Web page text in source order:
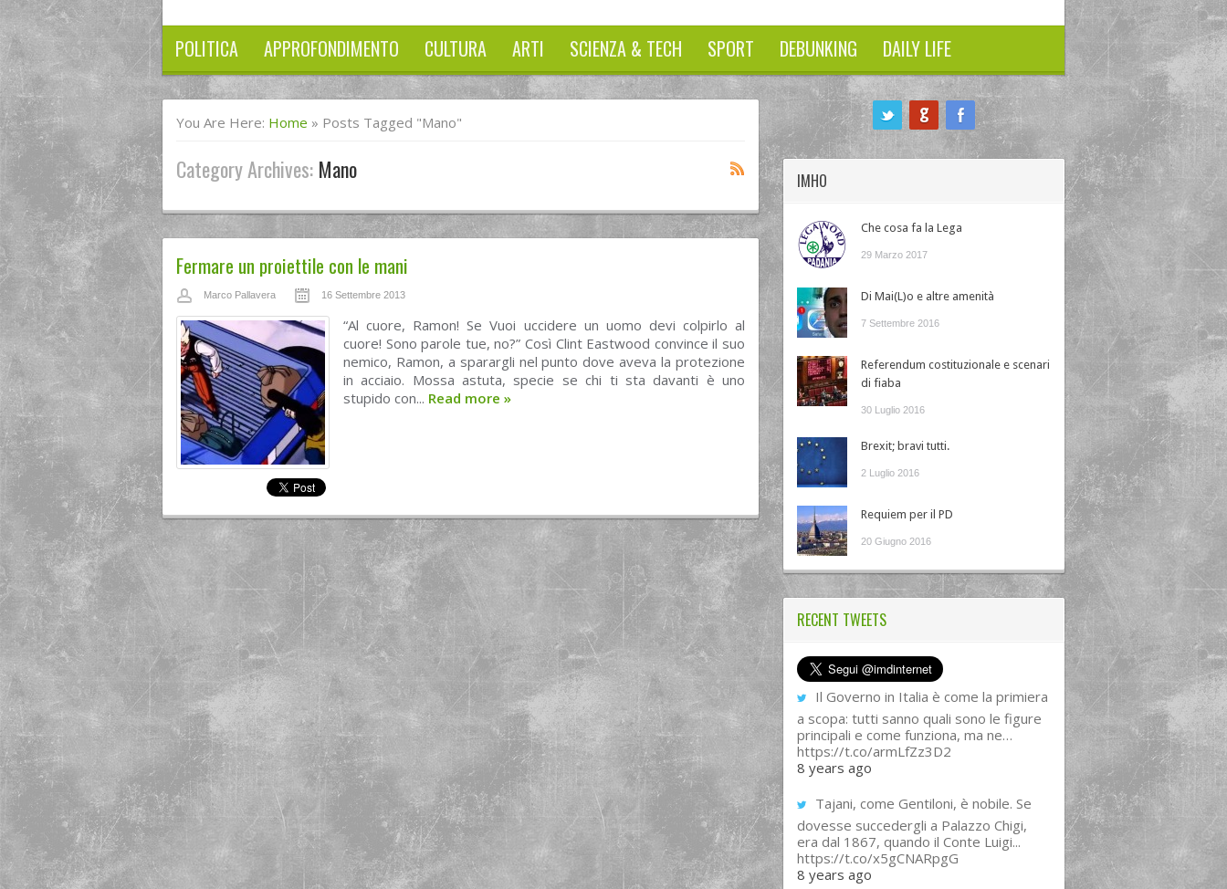
POLITICA APPROFONDIMENTO CULTURA ARTI SCIENZA & TECH SPORT DEBUNKING DAILY LIFE
You Are Here: Home » Posts Tagged "mano"
Category Archives: Mano
Fermare un proiettile con le mani
Marco Pallavera 16 Settembre 2013
“Al cuore, Ramon! Se Vuoi uccidere un uomo devi colpirlo al
cuore! Sono parole tue, no?” Così Clint Eastwood convince il suo
nemico, Ramon, a sparargli nel punto dove aveva la protezione
in acciaio. Mossa astuta, specie se chi ti sta davanti è uno
stupido con... Read more »
IMHO
Che cosa fa la Lega
29 Marzo 2017
Di Mai(L)o e altre amenità
7 Settembre 2016
Referendum costituzionale e scenari
di fiaba
30 Luglio 2016
Brexit; bravi tutti.
2 Luglio 2016
Requiem per il PD
20 Giugno 2016
RECENT TWEETS
Il Governo in Italia è come la primiera
a scopa: tutti sanno quali sono le figure
principali e come funziona, ma ne…
https://t.co/armLfZz3D2
8 years ago
Tajani, come Gentiloni, è nobile. Se
dovesse succedergli a Palazzo Chigi,
era dal 1867, quando il Conte Luigi...
https://t.co/x5gCNARpgG
8 years ago